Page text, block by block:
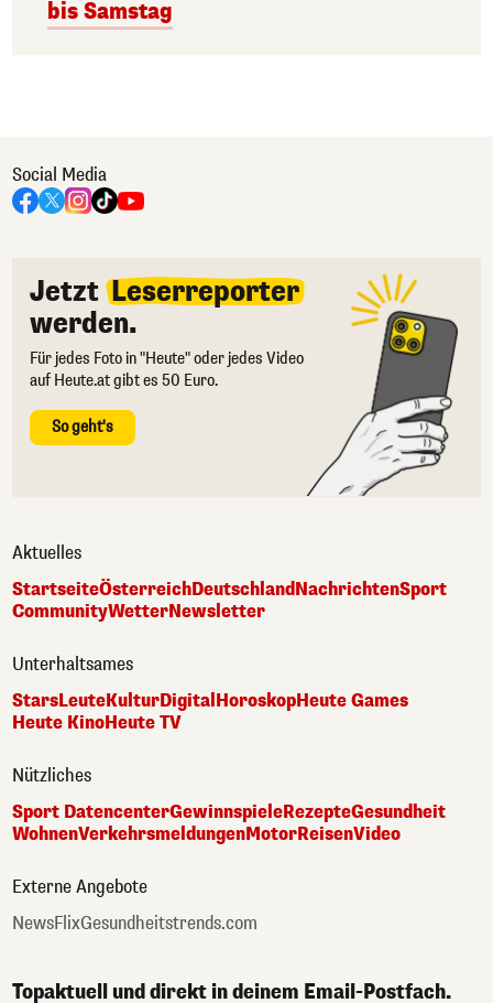
bis Samstag
Social Media
Jetzt Leserreporter
werden.
Für jedes Foto in "Heute" oder jedes Video
auf Heute.at gibt es 50 Euro.
So geht's
Aktuelles
StartseiteÖsterreichDeutschlandNachrichtenSport
CommunityWetterNewsletter
Unterhaltsames
StarsLeuteKulturDigital HoroskopHeute Games
Heute KinoHeute TV
Nützliches
Sport DatencenterGewinnspieleRezepteGesundheit
WohnenVerkehrsmeldungenMotorReisenVideo
Externe Angebote
NewsFlixGesundheitstrends.com
Topaktuell und direkt in deinem Email-Postfach.